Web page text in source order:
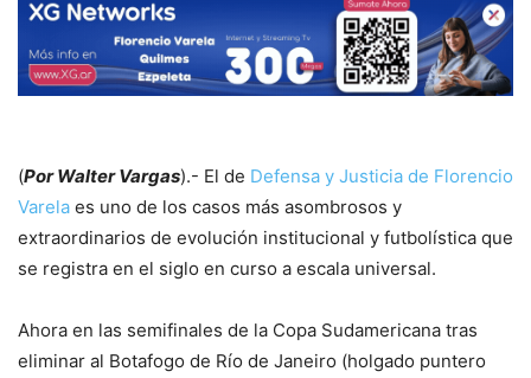
(Por Walter Vargas).- El de Defensa y Justicia de Florencio
Varela es uno de los casos más asombrosos y
extraordinarios de evolución institucional y futbolística que
se registra en el siglo en curso a escala universal.
Ahora en las semifinales de la Copa Sudamericana tras
eliminar al Botafogo de Río de Janeiro (holgado puntero